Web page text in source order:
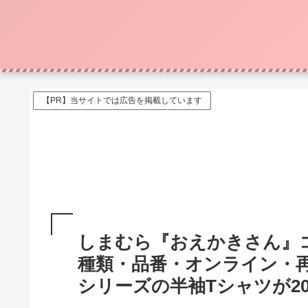
【PR】当サイトでは広告を掲載しています
しまむら『おえかきさん』
種類・品番・オンライン・
シリーズの半袖Tシャツが